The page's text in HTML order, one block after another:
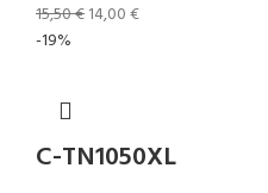
15,50€14,00€
-19%
C-TN1050XL